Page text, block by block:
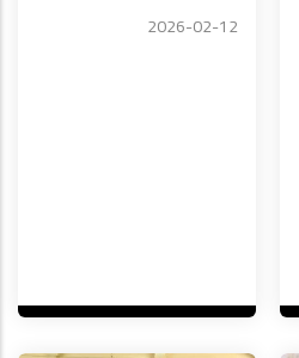
2026-02-12